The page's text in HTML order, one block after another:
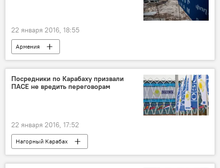
22 января 2016, 18:55
Армения
Посредники по Карабаху призвали
ПАСЕ не вредить переговорам
22 января 2016, 17:52
Нагорный Карабах